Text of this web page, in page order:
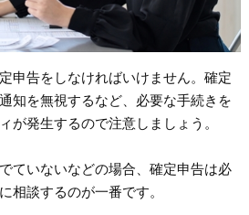
申告をしなければいけません。確定
知を無視するなど、必要な手続きを
が発生するので注意しましょう。
ていないなどの場合、確定申告は必
相談するのが一番です。